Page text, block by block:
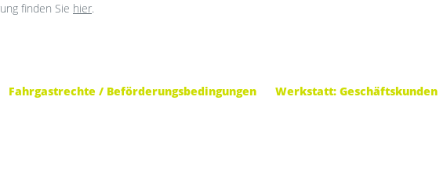
finden Sie hier.
Fahrgastrechte / Beförderungsbedingungen Werkstatt: Geschäftskunden